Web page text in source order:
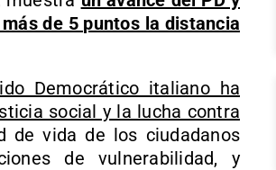
de 5 puntos la distancia
Democrático italiano ha
social y la lucha contra
de vida de los ciudadanos
de vulnerabilidad, y